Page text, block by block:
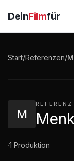
DeinFilmfür
Start/Referenzen/
M
REFERENZ
·1 Produktion
Menken und